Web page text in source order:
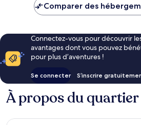
Comparer des
Connectez-vous pour découvrir
avantages dont vous pouvez
pour plus d’aventures !
Se connecter S’inscrire
À propos du quartier